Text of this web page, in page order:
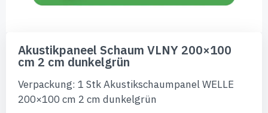
Anfang
Bildgalerie
Akustikpaneel Schaum VLNY 200×100
cm 2 cm dunkelgrün
Verpackung: 1 Stk Akustikschaumpanel WELLE
200×100 cm 2 cm dunkelgrün